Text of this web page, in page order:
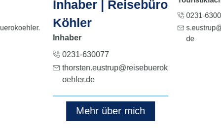
Inhaber | Reisebüro
Köhler
Inhaber
0231-630077
thorsten.eustrup@reisebuerok
oehler.de
Mehr über mich
0231-
de